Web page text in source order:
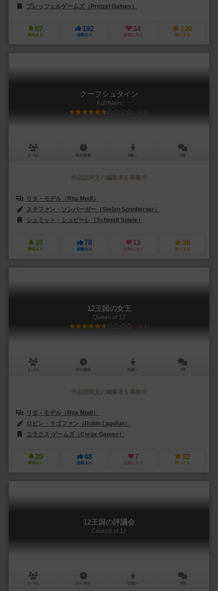
プレッツェルゲームズ（Pretzel Games）
87
興味あり
192
経験あり
34
お気に入り
120
持ってる
クーフシュタイン
Kuhfstein
6.3
2～4人 45分前後 8歳～ 5件
作品説明文の編集者を募集中
リタ・モデル（Rita Modl）
ステファン・ソンバーガー（Stefan Sonnberger）
シュミット・シュピーレ（Schmidt Spiele）
18
興味あり
78
経験あり
13
お気に入り
36
持ってる
12王国の女王
Queen of 12
6.1
1～4人 40分前後 10歳～ 4件
作品説明文の編集者を募集中
リタ・モデル（Rita Modl）
ロビン・ラゴファン（Robin Lagofun）
コラクス ゲームズ（Corax Games）
20
興味あり
48
経験あり
7
お気に入り
52
持ってる
12王国の評議会
Council of 12
2～4人 20～30分 10歳～ 0件